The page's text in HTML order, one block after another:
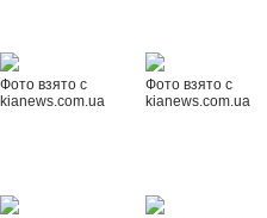
Фото взято с
kianews.com.ua
Фото взято с
kianews.com.ua